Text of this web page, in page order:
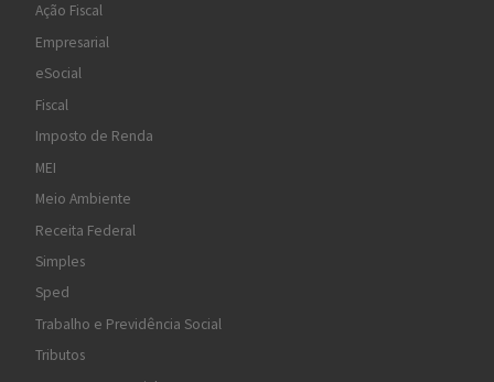
Ação Fiscal
Empresarial
eSocial
Fiscal
Imposto de Renda
MEI
Meio Ambiente
Receita Federal
Simples
Sped
Trabalho e Previdência Social
Tributos